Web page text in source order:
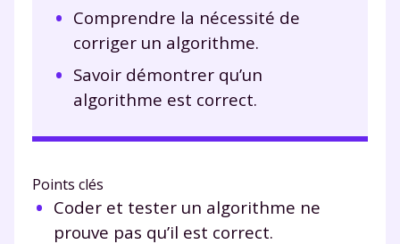
Comprendre la nécessité de
corriger un algorithme.
Savoir démontrer qu’un
algorithme est correct.
Points clés
Coder et tester un algorithme ne
prouve pas qu’il est correct.